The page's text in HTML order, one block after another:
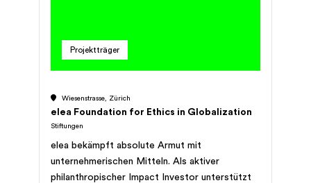
Projektträger
Wiesenstrasse, Zürich
elea Foundation for Ethics in Globalization
Stiftungen
elea bekämpft absolute Armut mit
unternehmerischen Mitteln. Als aktiver
philanthropischer Impact Investor unterstützt